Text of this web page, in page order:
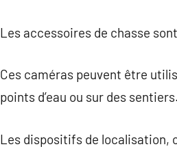
Les accessoires de chasse
Ces caméras peuvent être
points d’eau ou sur des sentiers.
Les dispositifs de localisation,